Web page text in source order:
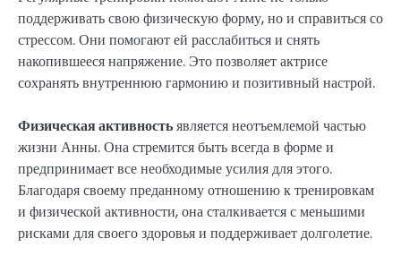
поддерживать свою физическую форму, но и справиться со
стрессом. Они помогают ей расслабиться и снять
накопившееся напряжение. Это позволяет актрисе
сохранять внутреннюю гармонию и позитивный настрой.
Физическая активностьявляется неотъемлемой частью
жизни Анны. Она стремится быть всегда в форме и
предпринимает все необходимые усилия для этого.
Благодаря своему преданному отношению к тренировкам
и физической активности, она сталкивается с меньшими
рисками для своего здоровья и поддерживает долголетие.